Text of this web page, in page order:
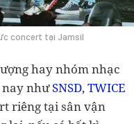
concert tại Jamsil
hay nhóm nhạc
nay nhưSNSD,TWICE
riêng tại sân vận